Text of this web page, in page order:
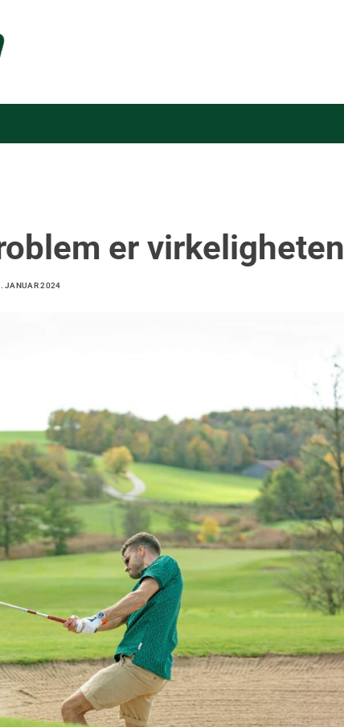
er virkeligheten
JANUAR 2024